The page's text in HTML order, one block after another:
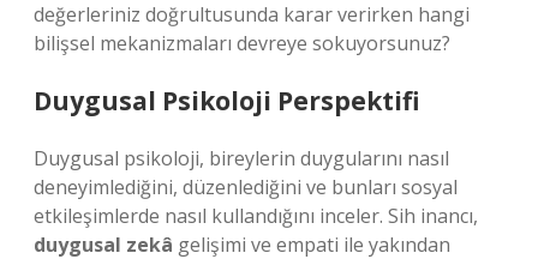
değerleriniz doğrultusunda karar verirken hangi
bilişsel mekanizmaları devreye sokuyorsunuz?
Duygusal Psikoloji Perspektifi
Duygusal psikoloji, bireylerin duygularını nasıl
deneyimlediğini, düzenlediğini ve bunları sosyal
etkileşimlerde nasıl kullandığını inceler. Sih inancı,
duygusal zekâ gelişimi ve empati ile yakından